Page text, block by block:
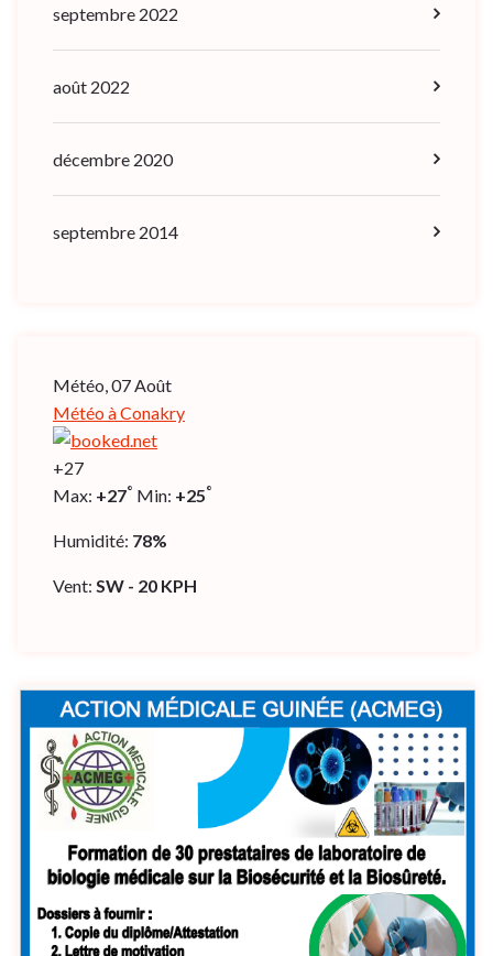
septembre 2022
août 2022
décembre 2020
septembre 2014
Météo, 07 Août
Météo à Conakry
+27
Max: +27° Min: +25°
Humidité: 78%
Vent: SW - 20 KPH